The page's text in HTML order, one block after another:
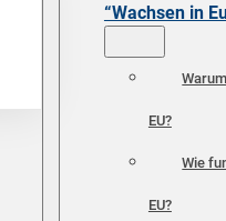
“Wachsen in
EU?
Wie
EU?